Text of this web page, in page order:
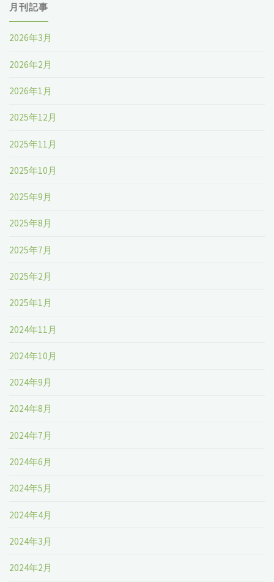
月刊記事
2026年3月
2026年2月
2026年1月
2025年12月
2025年11月
2025年10月
2025年9月
2025年8月
2025年7月
2025年2月
2025年1月
2024年11月
2024年10月
2024年9月
2024年8月
2024年7月
2024年6月
2024年5月
2024年4月
2024年3月
2024年2月